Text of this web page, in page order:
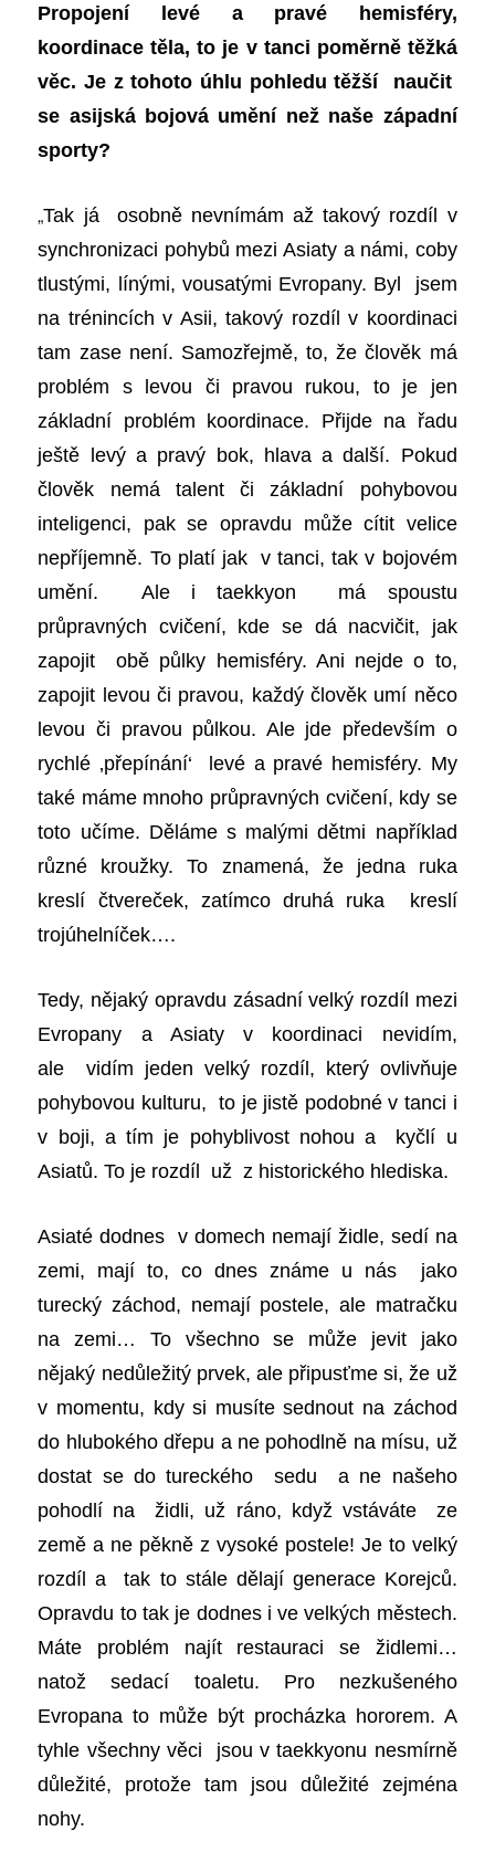
Propojení levé a pravé hemisféry,
koordinace těla, to je v tanci poměrně těžká
věc. Je z tohoto úhlu pohledu těžší naučit
se asijská bojová umění než naše západní
sporty?
„Tak já osobně nevnímám až takový rozdíl v
synchronizaci pohybů mezi Asiaty a námi, coby
tlustými, línými, vousatými Evropany. Byl jsem
na trénincích v Asii, takový rozdíl v koordinaci
tam zase není. Samozřejmě, to, že člověk má
problém s levou či pravou rukou, to je jen
základní problém koordinace. Přijde na řadu
ještě levý a pravý bok, hlava a další. Pokud
člověk nemá talent či základní pohybovou
inteligenci, pak se opravdu může cítit velice
nepříjemně. To platí jak v tanci, tak v bojovém
umění. Ale i taekkyon má spoustu
průpravných cvičení, kde se dá nacvičit, jak
zapojit obě půlky hemisféry. Ani nejde o to,
zapojit levou či pravou, každý člověk umí něco
levou či pravou půlkou. Ale jde především o
rychlé ‚přepínání‘ levé a pravé hemisféry. My
také máme mnoho průpravných cvičení, kdy se
toto učíme. Děláme s malými dětmi například
různé kroužky. To znamená, že jedna ruka
kreslí čtvereček, zatímco druhá ruka kreslí
trojúhelníček….
Tedy, nějaký opravdu zásadní velký rozdíl mezi
Evropany a Asiaty v koordinaci nevidím,
ale vidím jeden velký rozdíl, který ovlivňuje
pohybovou kulturu, to je jistě podobné v tanci i
v boji, a tím je pohyblivost nohou a kyčlí u
Asiatů. To je rozdíl už z historického hlediska.
Asiaté dodnes v domech nemají židle, sedí na
zemi, mají to, co dnes známe u nás jako
turecký záchod, nemají postele, ale matračku
na zemi… To všechno se může jevit jako
nějaký nedůležitý prvek, ale připusťme si, že už
v momentu, kdy si musíte sednout na záchod
do hlubokého dřepu a ne pohodlně na mísu, už
dostat se do tureckého sedu a ne našeho
pohodlí na židli, už ráno, když vstáváte ze
země a ne pěkně z vysoké postele! Je to velký
rozdíl a tak to stále dělají generace Korejců.
Opravdu to tak je dodnes i ve velkých městech.
Máte problém najít restauraci se židlemi…
natož sedací toaletu. Pro nezkušeného
Evropana to může být procházka hororem. A
tyhle všechny věci jsou v taekkyonu nesmírně
důležité, protože tam jsou důležité zejména
nohy.